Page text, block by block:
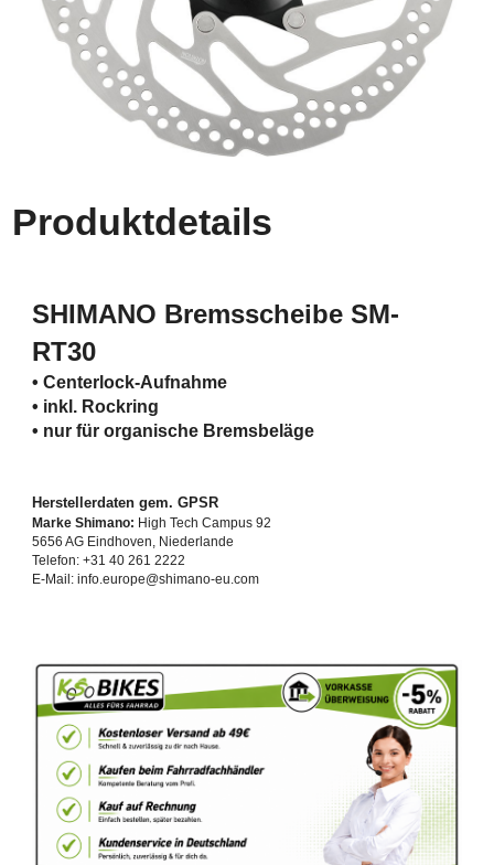
Produktdetails
SHIMANO Bremsscheibe SM-
RT30
• Centerlock-Aufnahme
• inkl. Rockring
• nur für organische Bremsbeläge
Herstellerdaten gem. GPSR
Marke Shimano: High Tech Campus 92
5656 AG Eindhoven, Niederlande
Telefon: +31 40 261 2222
E-Mail: info.europe@shimano-eu.com